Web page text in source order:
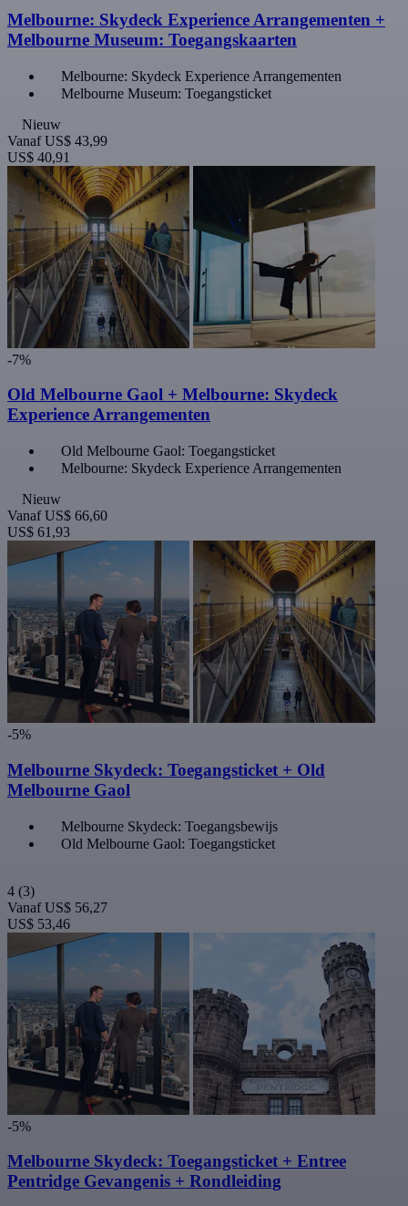
Melbourne: Skydeck Experience Arrangementen +
Melbourne Museum: Toegangskaarten
Melbourne: Skydeck Experience Arrangementen
Melbourne Museum: Toegangsticket
Nieuw
Vanaf US$ 43,99
US$ 40,91
-7%
Old Melbourne Gaol + Melbourne: Skydeck
Experience Arrangementen
Old Melbourne Gaol: Toegangsticket
Melbourne: Skydeck Experience Arrangementen
Nieuw
Vanaf US$ 66,60
US$ 61,93
-5%
Melbourne Skydeck: Toegangsticket + Old
Melbourne Gaol
Melbourne Skydeck: Toegangsbewijs
Old Melbourne Gaol: Toegangsticket
4 (3)
Vanaf US$ 56,27
US$ 53,46
-5%
Melbourne Skydeck: Toegangsticket + Entree
Pentridge Gevangenis + Rondleiding